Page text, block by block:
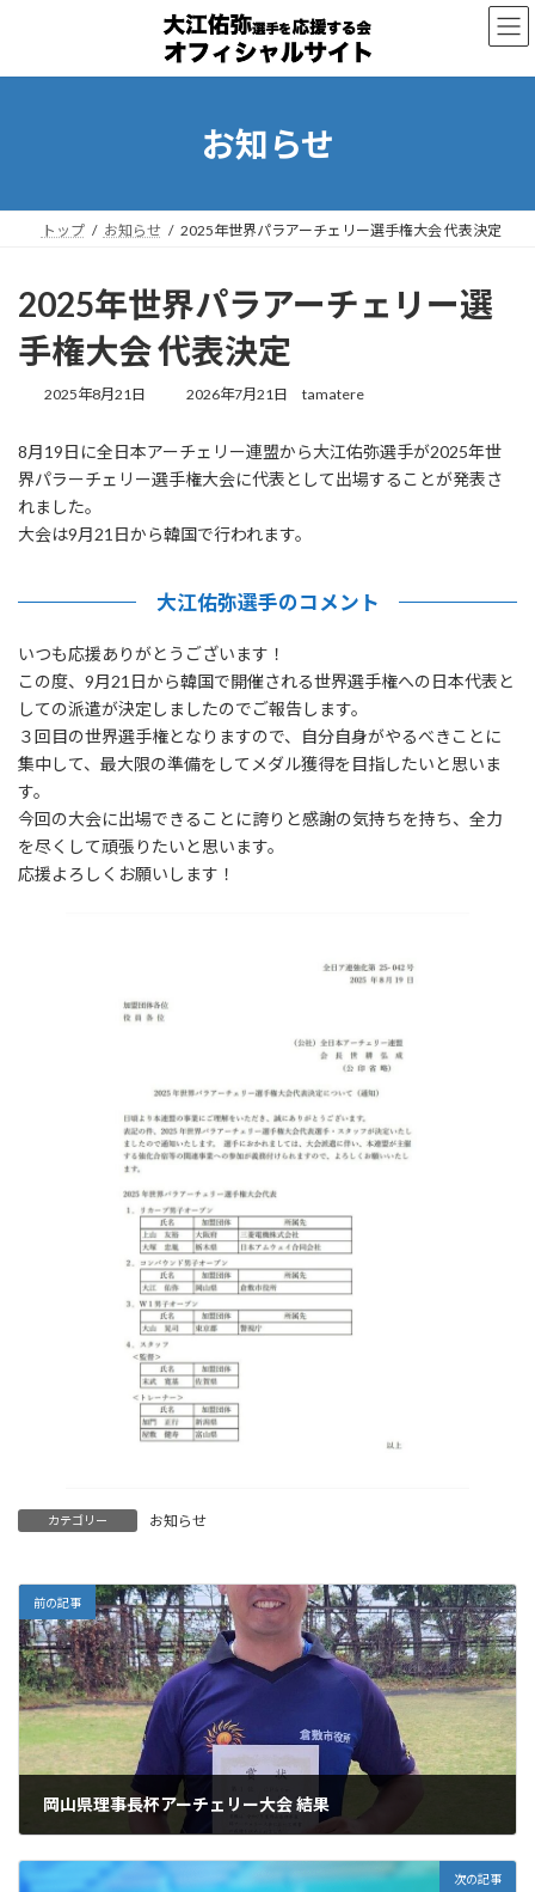
ン
ー
お知らせ
トップ お知らせ 2025年世界パラアーチェリー選手権大会 代表決定
2025年世界パラアーチェリー選
手権大会 代表決定
2025年8月21日
最
新
日
2026年7月21日 tamatere
8月19日に全日本アーチェリー連盟から大江佑弥選手が2025年世
界パラーチェリー選手権大会に代表として出場することが発表さ
れました。
大会は9月21日から韓国で行われます。
大江佑弥選手のコメント
いつも応援ありがとうございます！
この度、9月21日から韓国で開催される世界選手権への日本代表と
しての派遣が決定しましたのでご報告します。
３回目の世界選手権となりますので、自分自身がやるべきことに
集中して、最大限の準備をしてメダル獲得を目指したいと思いま
す。
今回の大会に出場できることに誇りと感謝の気持ちを持ち、全力
を尽くして頑張りたいと思います。
応援よろしくお願いします！
カテゴリー お知らせ
前の記事
岡山県理事長杯アーチェリー大会 結果
次の記事